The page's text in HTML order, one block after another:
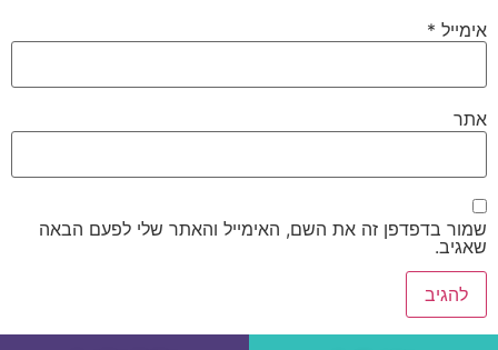
אימייל *
אתר
שמור בדפדפן זה את השם, האימייל והאתר שלי לפעם הבאה
שאגיב.